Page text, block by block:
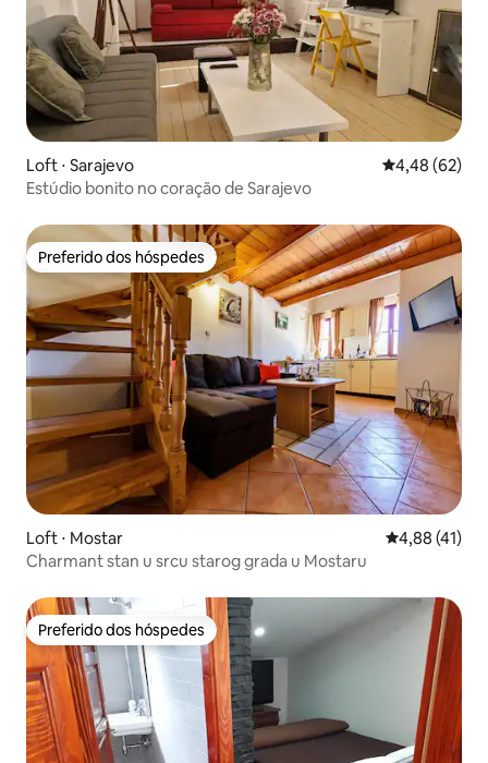
Loft ⋅ Sarajevo 4,48 de uma
4,48 (62)
Estúdio bonito no coração de Sarajevo
Preferido dos hóspedes
Preferido dos hóspedes
Loft ⋅ Mostar 4,88 de uma
4,88 (41)
Charmant stan u srcu starog grada u Mostaru
Preferido dos hóspedes
Preferido dos hóspedes